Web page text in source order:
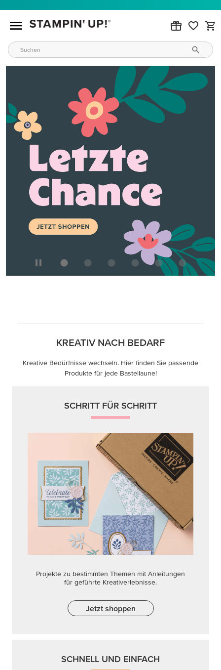
KREATIV NACH BEDARF
Kreative Bedürfnisse wechseln. Hier finden Sie passende
Produkte für jede Bastellaune!
SCHRITT FÜR SCHRITT
Projekte zu bestimmten Themen mit Anleitungen
für geführte Kreativerlebnisse.
Jetzt shoppen
SCHNELL UND EINFACH